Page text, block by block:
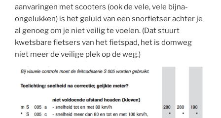
aanvaringen met scooters (ook de vele, vele bijna-
ongelukken) is het geluid van een snorfietser achter je
al genoeg om je niet veilig te voelen. (Dat stuurt
kwetsbare fietsers van het fietspad, het is domweg
niet meer de veilige plek op de weg.)